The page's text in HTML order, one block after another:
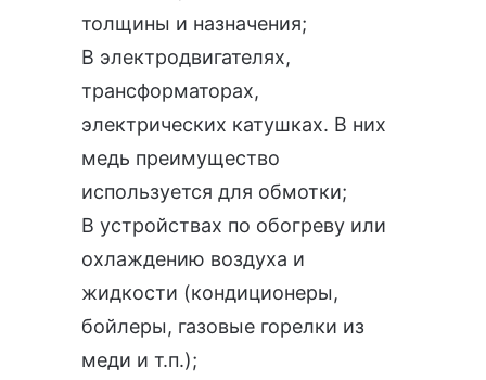
толщины и назначения;
В электродвигателях,
трансформаторах,
электрических катушках. В них
медь преимущество
используется для обмотки;
В устройствах по обогреву или
охлаждению воздуха и
жидкости (кондиционеры,
бойлеры, газовые горелки из
меди и т.п.);